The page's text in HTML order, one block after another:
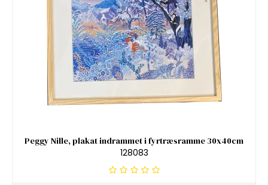
Peggy Nille, plakat indrammet i fyrtræsramme 30x40cm
128083